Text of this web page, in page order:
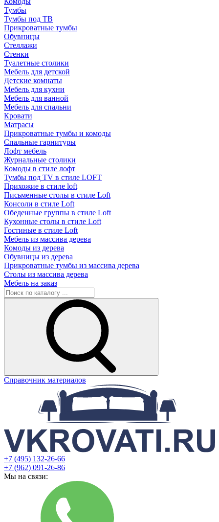
Тумбы
Тумбы под ТВ
Прикроватные тумбы
Обувницы
Стеллажи
Стенки
Туалетные столики
Мебель для детской
Детские комнаты
Мебель для кухни
Мебель для ванной
Мебель для спальни
Кровати
Матрасы
Прикроватные тумбы и комоды
Спальные гарнитуры
Лофт мебель
Журнальные столики
Комоды в стиле лофт
Тумбы под TV в стиле LOFT
Прихожие в стиле loft
Письменные столы в стиле Loft
Консоли в стиле Loft
Обеденные группы в стиле Loft
Кухонные столы в стиле Loft
Гостиные в стиле Loft
Мебель из массива дерева
Комоды из дерева
Обувницы из дерева
Прикроватные тумбы из массива дерева
Столы из массива дерева
Мебель на заказ
Справочник материалов
+7 (495) 132-26-66
+7 (962) 091-26-86
Мы на связи: